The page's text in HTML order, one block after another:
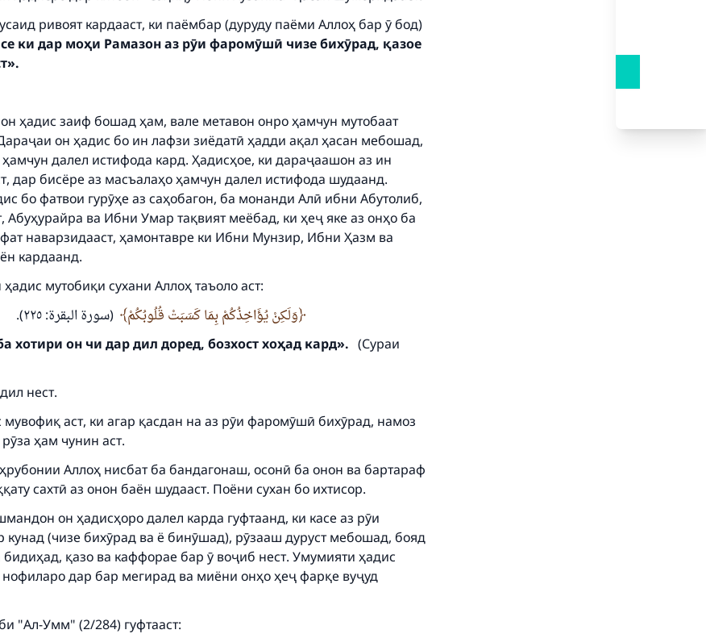
ривоят кардааст, ки паёмбар (дуруду паёми Аллоҳ бар ӯ бод)
ки дар моҳи Рамазон аз рӯи фаромӯшӣ чизе бихӯрад, қазое
ҳадис заиф бошад ҳам, вале метавон онро ҳамчун мутобаат
он ҳадис бо ин лафзи зиёдатӣ ҳадди ақал ҳасан мебошад,
далел истифода кард. Ҳадисҳое, ки дараҷаашон аз ин
дар бисёре аз масъалаҳо ҳамчун далел истифода шудаанд.
бо фатвои гурӯҳе аз саҳобагон, ба монанди Алӣ ибни Абутолиб,
Абуҳурайра ва Ибни Умар тақвият меёбад, ки ҳеҷ яке аз онҳо ба
наварзидааст, ҳамонтавре ки Ибни Мунзир, Ибни Ҳазм ва
кардаанд.
мутобиқи сухани Аллоҳ таъоло аст:
وَلَكِنْ يُؤَاخِذُكُمْ بِمَا كَسَبَتْ قُلُوبُكُمْ
(سورة البقرة: ٢٢٥).
хотири он чи дар дил доред, бозхост хоҳад кард». (Сураи
нест.
аст, ки агар қасдан на аз рӯи фаромӯшӣ бихӯрад, намоз
ҳам чунин аст.
Аллоҳ нисбат ба бандагонаш, осонӣ ба онон ва бартараф
сахтӣ аз онон баён шудааст. Поёни сухан бо ихтисор.
он ҳадисҳоро далел карда гуфтаанд, ки касе аз рӯи
(чизе бихӯрад ва ё бинӯшад), рӯзааш дуруст мебошад, бояд
қазо ва каффорае бар ӯ воҷиб нест. Умумияти ҳадис
дар бар мегирад ва миёни онҳо ҳеҷ фарқе вуҷуд
"Ал-Умм" (2/284) гуфтааст:
an impact on millions of lives with your
contribution today
who leads others to doing what is good will earn the
same reward as those who do it."
Support IslamQA